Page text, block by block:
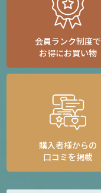
会員ランク制度で
お得にお買い物
購入者様からの
口コミを掲載